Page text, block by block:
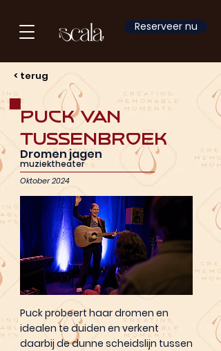
Reserveer nu
< terug
Puck van
Tussenbroek
Dromen jagen
muziektheater
Oktober 2024
Puck probeert haar dromen en
idealen te duiden en verkent
daarbij de dunne scheidslijn tussen